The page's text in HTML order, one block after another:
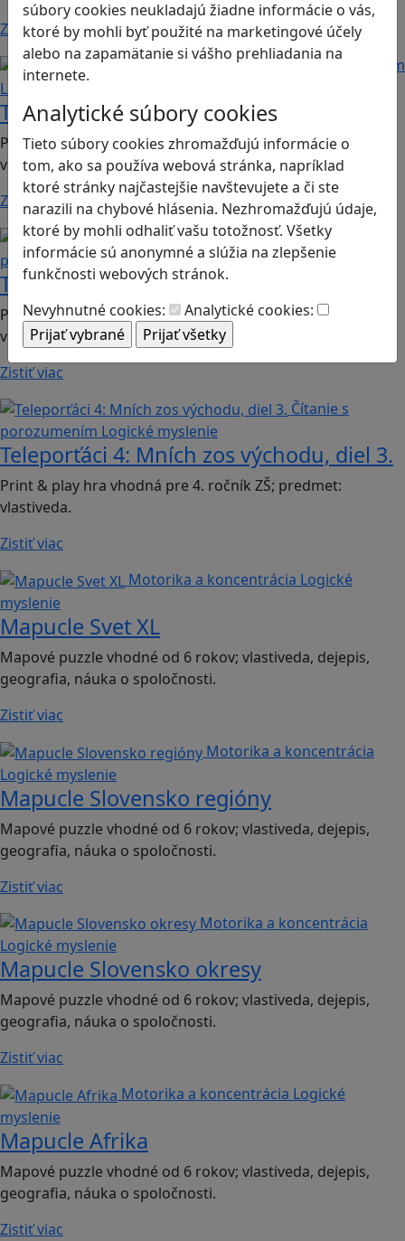
súbory cookies neukladajú žiadne informácie o vás,
ktoré by mohli byť použité na marketingové účely
alebo na zapamätanie si vášho prehliadania na
internete.
Analytické súbory cookies
Tieto súbory cookies zhromažďujú informácie o
tom, ako sa používa webová stránka, napríklad
ktoré stránky najčastejšie navštevujete a či ste
narazili na chybové hlásenia. Nezhromažďujú údaje,
ktoré by mohli odhaliť vašu totožnosť. Všetky
informácie sú anonymné a slúžia na zlepšenie
funkčnosti webových stránok.
Nevyhnutné cookies:
Analytické cookies:
Zistiť viac
Čítanie s porozumením
Logické myslenie
Teleporťáci 4: Brána v čase, diel 1.
Print & play hra vhodná pre 4. ročník ZŠ; predmet:
vlastiveda.
Zistiť viac
Čítanie s
porozumenímLogické myslenie
Teleporťáci 4: Elektrický výboj, diel 2.
Print & play hra vhodná pre 4. ročník ZŠ; predmet:
vlastiveda.
Zistiť viac
Čítanie s
porozumením Logické myslenie
Teleporťáci 4: Mních zos východu, diel 3.
Print & play hra vhodná pre 4. ročník ZŠ; predmet:
vlastiveda.
Zistiť viac
Motorika a koncentrácia Logické
myslenie
Mapucle Svet XL
Mapové puzzle vhodné od 6 rokov; vlastiveda, dejepis,
geografia, náuka o spoločnosti.
Zistiť viac
Motorika a koncentrácia
Logické myslenie
Mapucle Slovensko regióny
Mapové puzzle vhodné od 6 rokov; vlastiveda, dejepis,
geografia, náuka o spoločnosti.
Zistiť viac
Motorika a koncentrácia
Logické myslenie
Mapucle Slovensko okresy
Mapové puzzle vhodné od 6 rokov; vlastiveda, dejepis,
geografia, náuka o spoločnosti.
Zistiť viac
Motorika a koncentrácia Logické
myslenie
Mapucle Afrika
Mapové puzzle vhodné od 6 rokov; vlastiveda, dejepis,
geografia, náuka o spoločnosti.
Zistiť viac